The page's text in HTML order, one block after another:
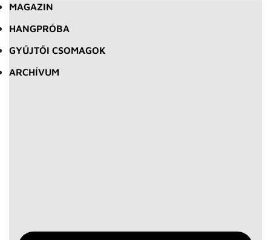
MAGAZIN
HANGPRÓBA
GYŰJTŐI CSOMAGOK
ARCHÍVUM